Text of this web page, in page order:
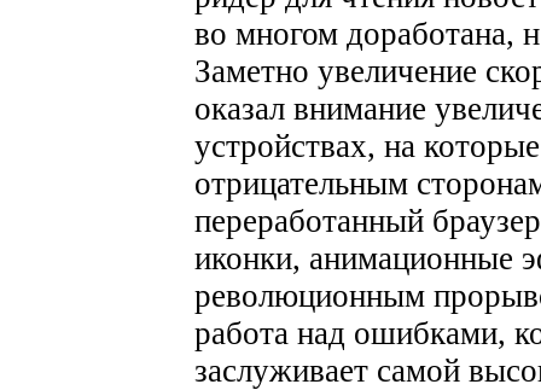
во многом доработана,
Заметно увеличение
оказал внимание
устройствах, на
отрицательным
переработанный
иконки, анимационные
революционным
работа над ошибками,
заслуживает самой